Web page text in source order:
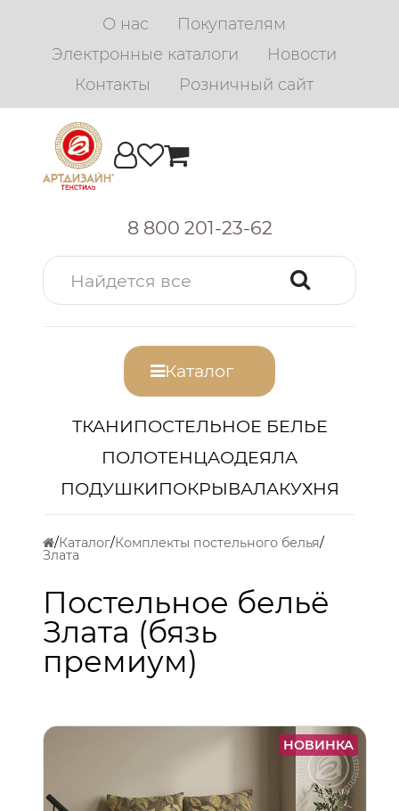
О нас
Покупателям
Электронные каталоги
Новости
Контакты
Розничный сайт
8 800 201-23-62
Каталог
ТКАНИПОСТЕЛЬНОЕ БЕЛЬЕ
ПОЛОТЕНЦАОДЕЯЛА
ПОДУШКИПОКРЫВАЛАКУХНЯ
Каталог Комплекты постельного белья
Злата
Постельное бельё
Злата (бязь
премиум)
НОВИНКА